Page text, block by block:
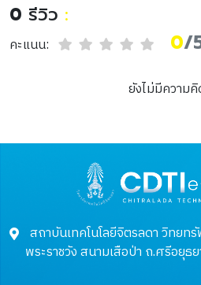
0 รีวิว :
คะแนน: 0/
ยังไม่มีความ
สถาบันเทคโนโลยีจิตรลดา วิทยท
พระราชวัง สนามเสือป่า ถ.ศรีอยุ